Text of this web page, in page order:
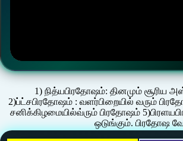
1) நித்யபிரதோஷம்: தினமும் சூரிய
2)ப்ட்சபிரதோஷம் : வளர்பிறையில் வரும்
சனிக்கிழமையில்வ்ரும் பிரதோஷம்
ஒடுங்கும். பிரதோஷ